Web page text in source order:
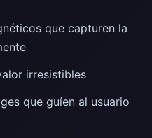
que capturen la
irresistibles
que guíen al usuario